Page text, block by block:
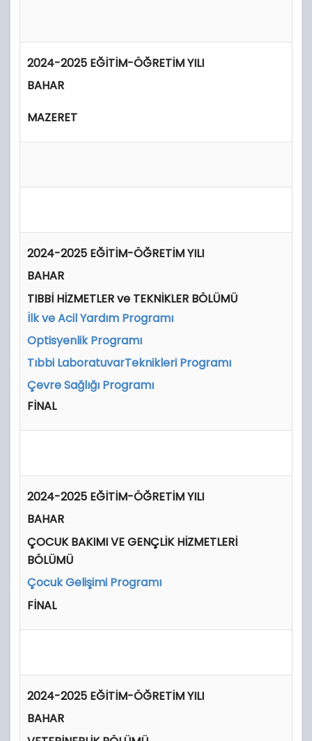
2024-2025 EĞİTİM-ÖĞRETİM YILI
BAHAR
MAZERET
2024-2025 EĞİTİM-ÖĞRETİM YILI
BAHAR
TIBBİ HİZMETLER ve TEKNİKLER BÖLÜMÜ
İlk ve Acil Yardım Programı
Optisyenlik Programı
Tıbbi LaboratuvarTeknikleri Programı
Çevre Sağlığı Programı
FİNAL
2024-2025 EĞİTİM-ÖĞRETİM YILI
BAHAR
ÇOCUK BAKIMI VE GENÇLİK HİZMETLERİ
BÖLÜMÜ
Çocuk Gelişimi Programı
FİNAL
2024-2025 EĞİTİM-ÖĞRETİM YILI
BAHAR